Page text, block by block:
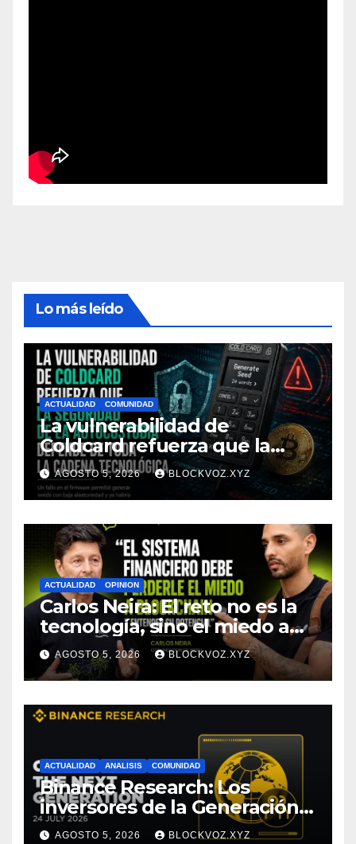
Lo más leído
ACTUALIDAD COMUNIDAD
La vulnerabilidad de
Coldcard refuerza que la
seguridad de la autocustodia
depende de toda la cadena
tecnológica, afirma CoinEx
Research
AGOSTO 5, 2026 BLOCKVOZ.XYZ
ACTUALIDAD OPINION
Carlos Neira: El reto no es la
tecnología, sino el miedo a
entenderla
AGOSTO 5, 2026 BLOCKVOZ.XYZ
ACTUALIDAD ANALISIS COMUNIDAD
Binance Research: Los
inversores de la Generación Z
empiezan más jóvenes y
AGOSTO 5, 2026 BLOCKVOZ.XYZ